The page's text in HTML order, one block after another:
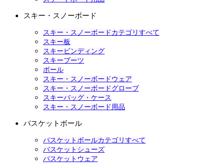
スキー・スノーボード
スキー・スノーボードカテゴリすべて
スキー板
スキービンディング
スキーブーツ
ポール
スキー・スノーボードウェア
スキー・スノーボードグローブ
スキーバッグ・ケース
スキー・スノーボード用品
バスケットボール
バスケットボールカテゴリすべて
バスケットシューズ
バスケットウェア